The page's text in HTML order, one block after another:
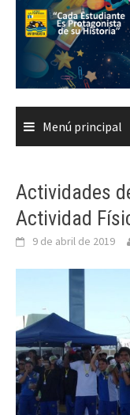
Saltar
contenido
Menú principal
Actividades
Actividad
9 de abril de 2019